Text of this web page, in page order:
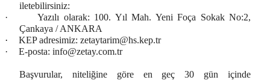
iletebilirsiniz:
·
Yazılı olarak: 100. Yıl Mah. Yeni Foça Sokak No:2,
Çankaya / ANKARA
·
KEP adresimiz: zetaytarim@hs.kep.tr
·
E-posta: info@zetay.com.tr
Başvurular, niteliğine göre en geç 30 gün içinde